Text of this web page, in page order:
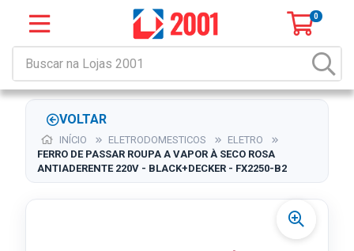
0
VOLTAR
INÍCIO ELETRODOMESTICOS
ELETRO
FERRO DE PASSAR ROUPA A VAPOR À SECO ROSA
ANTIADERENTE 220V - BLACK+DECKER - FX2250-B2